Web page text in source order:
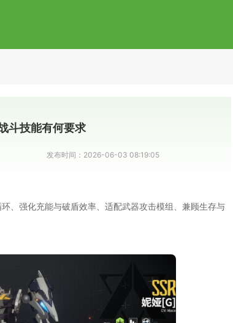
斗技能有何要求
发布时间： 2026-06-03 08:19:05
、强化充能与破盾效率、适配武器攻击模组、兼顾生存与